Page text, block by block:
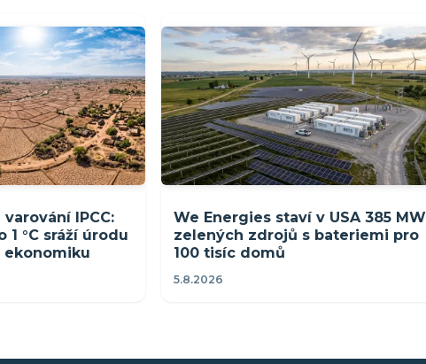
IPCC:
°C sráží úrodu
ekonomiku
We Energies staví v USA 385 MW
zelených zdrojů s bateriemi pro
100 tisíc domů
5.8.2026